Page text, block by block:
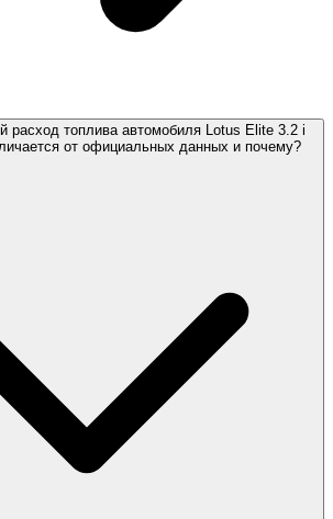
расход топлива автомобиля Lotus Elite 3.2 i
от официальных данных и почему?